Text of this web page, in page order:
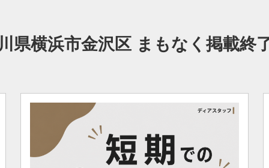
県横浜市金沢区 まもなく掲載終